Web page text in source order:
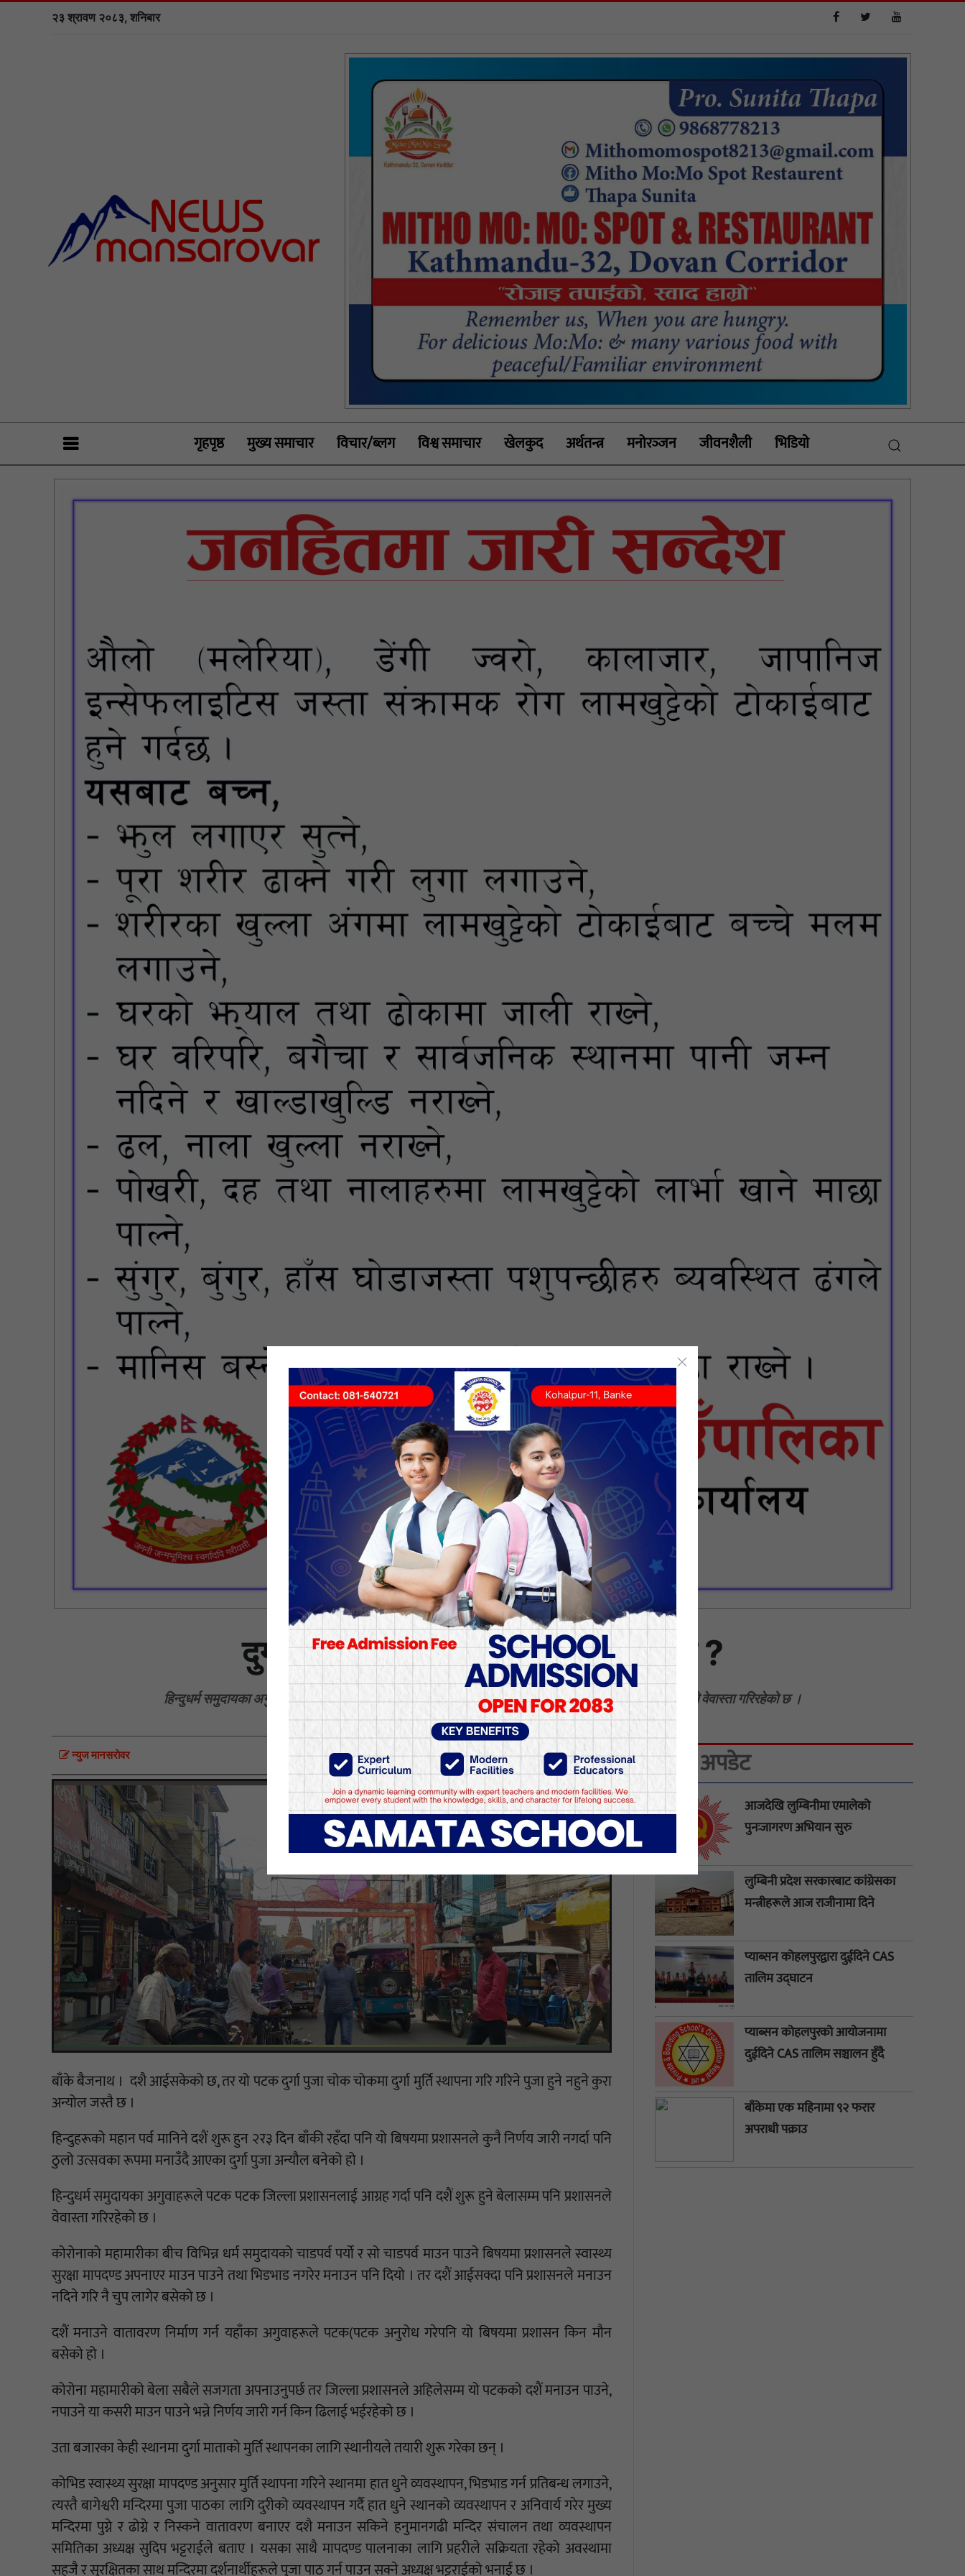
२३ श्रावण २०८३, शनिबार
गृहपृष्ठ मुख्य समाचार विचार/ब्लग विश्व समाचार खेलकुद अर्थतन्त्र मनोरञ्‍जन जीवनशैली भिडियाे
दुर्गा पुजाका बिषयमा प्रशासन किन माैन ?
हिन्दुधर्म समुदायका अगुवाहरूले पटक पटक जिल्ला प्रशासनलाई आग्रह गर्दा पनि दशैं शुरू हुने बेलासम्म पनि प्रशासनले वेवास्ता गरिरहेको छ ।
न्युज मानसराेवर
बाँके बैजनाथ । दशै आईसकेको छ, तर यो पटक दुर्गा पुजा चोक चोकमा दुर्गा मुर्ति स्थापना गरि गरिने पुजा हुने नहुने कुरा
अन्योल जस्तै छ ।
हिन्दुहरूको महान पर्व मानिने दशैं शुरू हुन २र३ दिन बाँकी रहँदा पनि यो बिषयमा प्रशासनले कुनै निर्णय जारी नगर्दा पनि
ठुलो उत्सवका रूपमा मनाउँदै आएका दुर्गा पुजा अन्यौल बनेको हो ।
हिन्दुधर्म समुदायका अगुवाहरूले पटक पटक जिल्ला प्रशासनलाई आग्रह गर्दा पनि दशैं शुरू हुने बेलासम्म पनि प्रशासनले
वेवास्ता गरिरहेको छ ।
कोरोनाको महामारीका बीच विभिन्न धर्म समुदायको चाडपर्व पर्यो र सो चाडपर्व माउन पाउने बिषयमा प्रशासनले स्वास्थ्य
सुरक्षा मापदण्ड अपनाएर माउन पाउने तथा भिडभाड नगरेर मनाउन पनि दियो । तर दशैं आईसक्दा पनि प्रशासनले मनाउन
नदिने गरि नै चुप लागेर बसेको छ ।
दशैं मनाउने वातावरण निर्माण गर्न यहाँका अगुवाहरूले पटक(पटक अनुरोध गरेपनि यो बिषयमा प्रशासन किन मौन
बसेको हो ।
कोरोना महामारीको बेला सबैले सजगता अपनाउनुपर्छ तर जिल्ला प्रशासनले अहिलेसम्म यो पटकको दशैं मनाउन पाउने,
नपाउने या कसरी माउन पाउने भन्ने निर्णय जारी गर्न किन ढिलाई भईरहेको छ ।
उता बजारका केही स्थानमा दुर्गा माताको मुर्ति स्थापनका लागि स्थानीयले तयारी शुरू गरेका छन् ।
कोभिड स्वास्थ्य सुरक्षा मापदण्ड अनुसार मुर्ति स्थापना गरिने स्थानमा हात धुने व्यवस्थापन, भिडभाड गर्न प्रतिबन्ध लगाउने,
त्यस्तै बागेश्वरी मन्दिरमा पुजा पाठका लागि दुरीको व्यवस्थापन गर्दै हात धुने स्थानको व्यवस्थापन र अनिवार्य गरेर मुख्य
मन्दिरमा पुग्ने र ढोग्ने र निस्कने वातावरण बनाएर दशै मनाउन सकिने हनुमानगढी मन्दिर संचालन तथा व्यवस्थापन
समितिका अध्यक्ष सुदिप भट्टराईले बताए । यसका साथै मापदण्ड पालनाका लागि प्रहरीले सक्रियता रहेको अवस्थामा
सहजै र सुरक्षितका साथ मन्दिरमा दर्शनार्थीहरूले पुजा पाठ गर्न पाउन सक्ने अध्यक्ष भट्टराईको भनाई छ ।
ताजा अपडेट
आजदेखि लुम्बिनीमा एमालेको
पुनःजागरण अभियान सुरु
लुम्बिनी प्रदेश सरकारबाट कांग्रेसका
मन्त्रीहरूले आज राजीनामा दिने
प्याब्सन कोहलपुरद्वारा दुईदिने CAS
तालिम उद्घाटन
प्याब्सन कोहलपुरको आयोजनामा
दुईदिने CAS तालिम सञ्चालन हुँदै
बाँकेमा एक महिनामा ९२ फरार
अपराधी पक्राउ